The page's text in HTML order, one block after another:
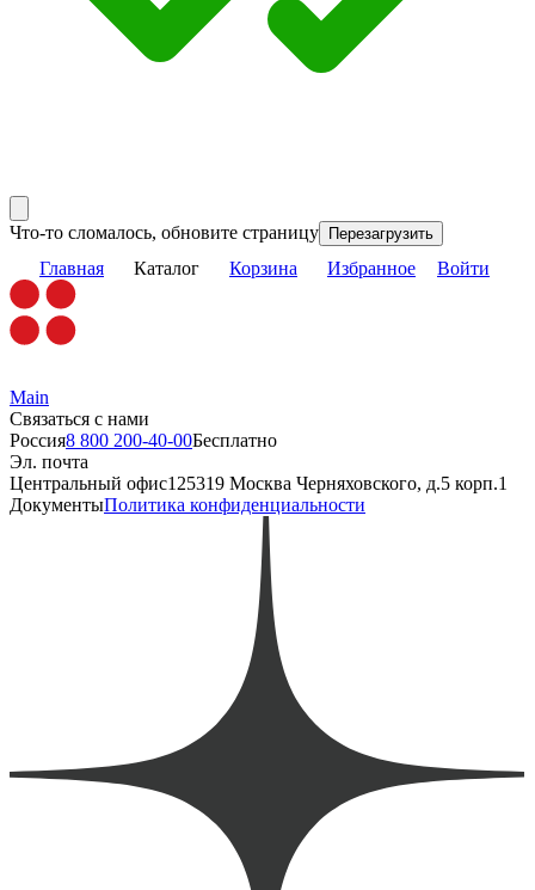
Что-то сломалось, обновите страницу Перезагрузить
Главная Каталог Корзина Избранное Войти
Main
Связаться с нами
Россия8 800 200-40-00Бесплатно
Эл. почта
Центральный офис125319 Москва Черняховского, д.5 корп.1
ДокументыПолитика конфиденциальности